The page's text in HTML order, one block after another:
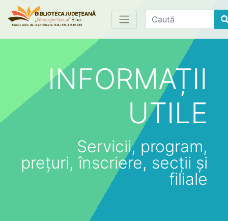
Find
INFORMAȚII
UTILE
Servicii, program,
prețuri, înscriere, secții și
filiale